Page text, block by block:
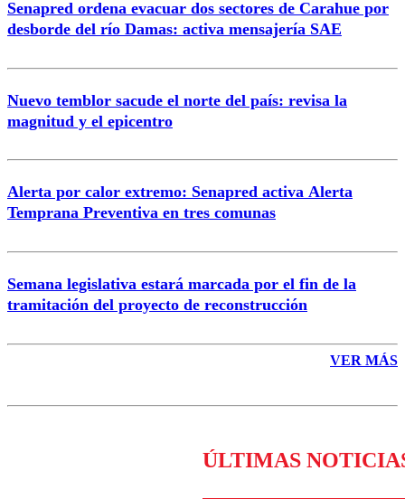
Correo
Senapred ordena evacuar dos sectores de Carahue por
desborde del río Damas: activa mensajería SAE
Nuevo temblor sacude el norte del país: revisa la
magnitud y el epicentro
Alerta por calor extremo: Senapred activa Alerta
Temprana Preventiva en tres comunas
Semana legislativa estará marcada por el fin de la
tramitación del proyecto de reconstrucción
VER MÁS
ÚLTIMAS